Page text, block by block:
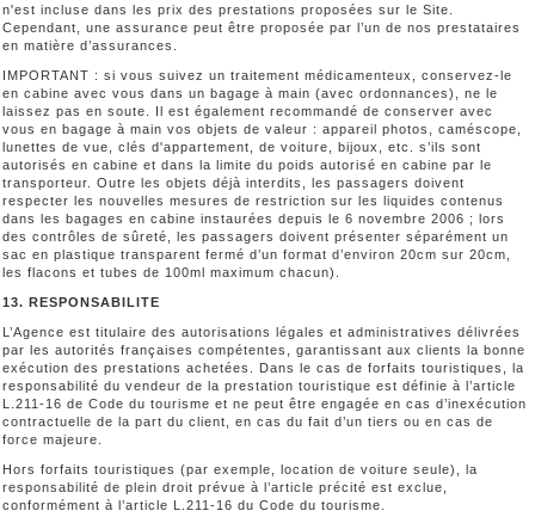
n'est incluse dans les prix des prestations proposées sur le Site.
Cependant, une assurance peut être proposée par l’un de nos prestataires
en matière d’assurances.
IMPORTANT : si vous suivez un traitement médicamenteux, conservez-le
en cabine avec vous dans un bagage à main (avec ordonnances), ne le
laissez pas en soute. Il est également recommandé de conserver avec
vous en bagage à main vos objets de valeur : appareil photos, caméscope,
lunettes de vue, clés d'appartement, de voiture, bijoux, etc. s’ils sont
autorisés en cabine et dans la limite du poids autorisé en cabine par le
transporteur. Outre les objets déjà interdits, les passagers doivent
respecter les nouvelles mesures de restriction sur les liquides contenus
dans les bagages en cabine instaurées depuis le 6 novembre 2006 ; lors
des contrôles de sûreté, les passagers doivent présenter séparément un
sac en plastique transparent fermé d’un format d’environ 20cm sur 20cm,
les flacons et tubes de 100ml maximum chacun).
13. RESPONSABILITE
L’Agence est titulaire des autorisations légales et administratives délivrées
par les autorités françaises compétentes, garantissant aux clients la bonne
exécution des prestations achetées. Dans le cas de forfaits touristiques, la
responsabilité du vendeur de la prestation touristique est définie à l’article
L.211-16 de Code du tourisme et ne peut être engagée en cas d’inexécution
contractuelle de la part du client, en cas du fait d’un tiers ou en cas de
force majeure.
Hors forfaits touristiques (par exemple, location de voiture seule), la
responsabilité de plein droit prévue à l’article précité est exclue,
conformément à l’article L.211-16 du Code du tourisme.